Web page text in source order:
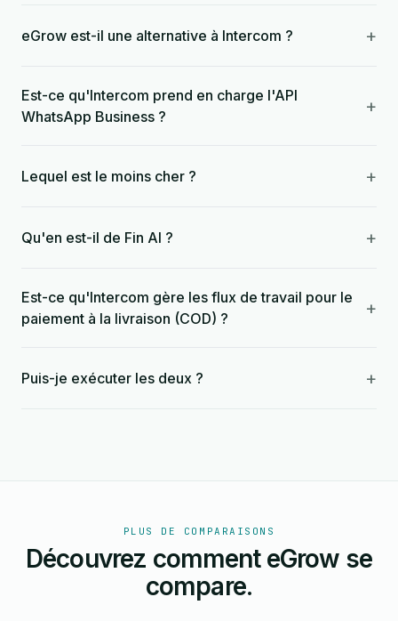
eGrow est-il une alternative à Intercom ? +
Est-ce qu'Intercom prend en charge l'API
WhatsApp Business ?
+
Lequel est le moins cher ? +
Qu'en est-il de Fin AI ? +
Est-ce qu'Intercom gère les flux de travail pour le
paiement à la livraison (COD) ?
+
Puis-je exécuter les deux ? +
PLUS DE COMPARAISONS
Découvrez comment eGrow se
compare.